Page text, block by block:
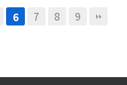
6 7 8 9